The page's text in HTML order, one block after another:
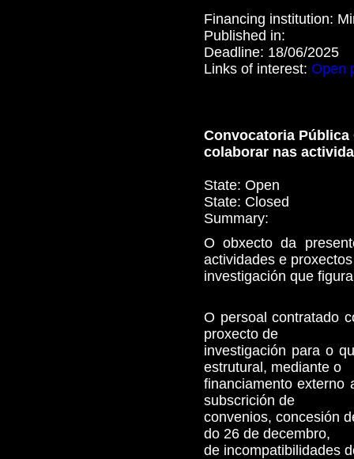
Financing institution:
Published in:
Deadline: 18/06/2025
Links of interest: Open
Convocatoria Pública
colaborar nas
State: Open
State: Closed
Summary:
O obxecto da
actividades e
investigación que
O persoal contratado
proxecto de
investigación para o
estrutural, mediante o
financiamento externo
subscrición de
convenios, concesión
do 26 de decembro,
de incompatibilidades